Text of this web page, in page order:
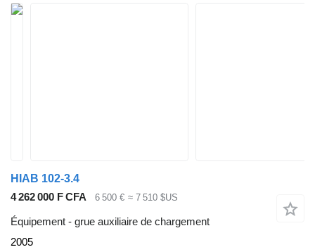
HIAB 102-3.4
4 262 000 F CFA
6 500 € ≈ 7 510 $US
Équipement - grue auxiliaire de chargement
2005